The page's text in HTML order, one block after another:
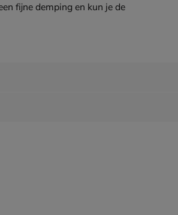
fijne demping en kun je de